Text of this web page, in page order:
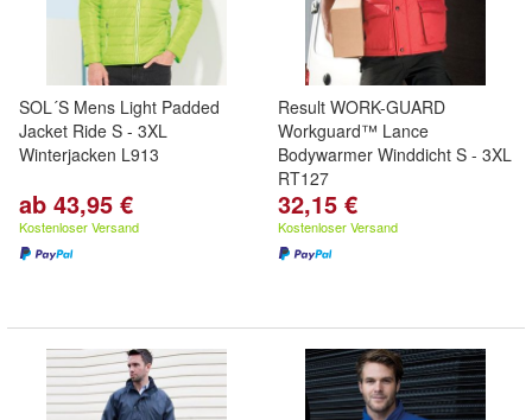
SOL´S Mens Light Padded
Jacket Ride S - 3XL
Winterjacken L913
ab 43,95 €
Kostenloser Versand
Result WORK-GUARD
Workguard™ Lance
Bodywarmer Winddicht S - 3XL
RT127
32,15 €
Kostenloser Versand